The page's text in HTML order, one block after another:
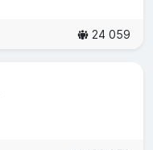
24 059